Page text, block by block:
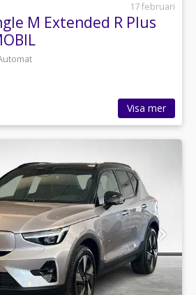
17 februari
M Extended R Plus
Visa mer